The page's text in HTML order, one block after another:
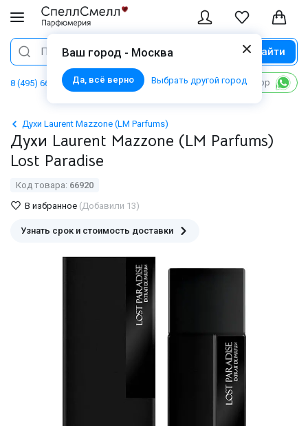
Ваш город - Москва
Да, всё верно Выбрать другой город
Поиск Найти
8 (495) 668 06 02 Написать в WhatsApp
Духи Laurent Mazzone (LM Parfums)
Духи Laurent Mazzone (LM Parfums)
Lost Paradise
Код товара: 66920
В избранное (Добавили 13)
Узнать срок и стоимость доставки